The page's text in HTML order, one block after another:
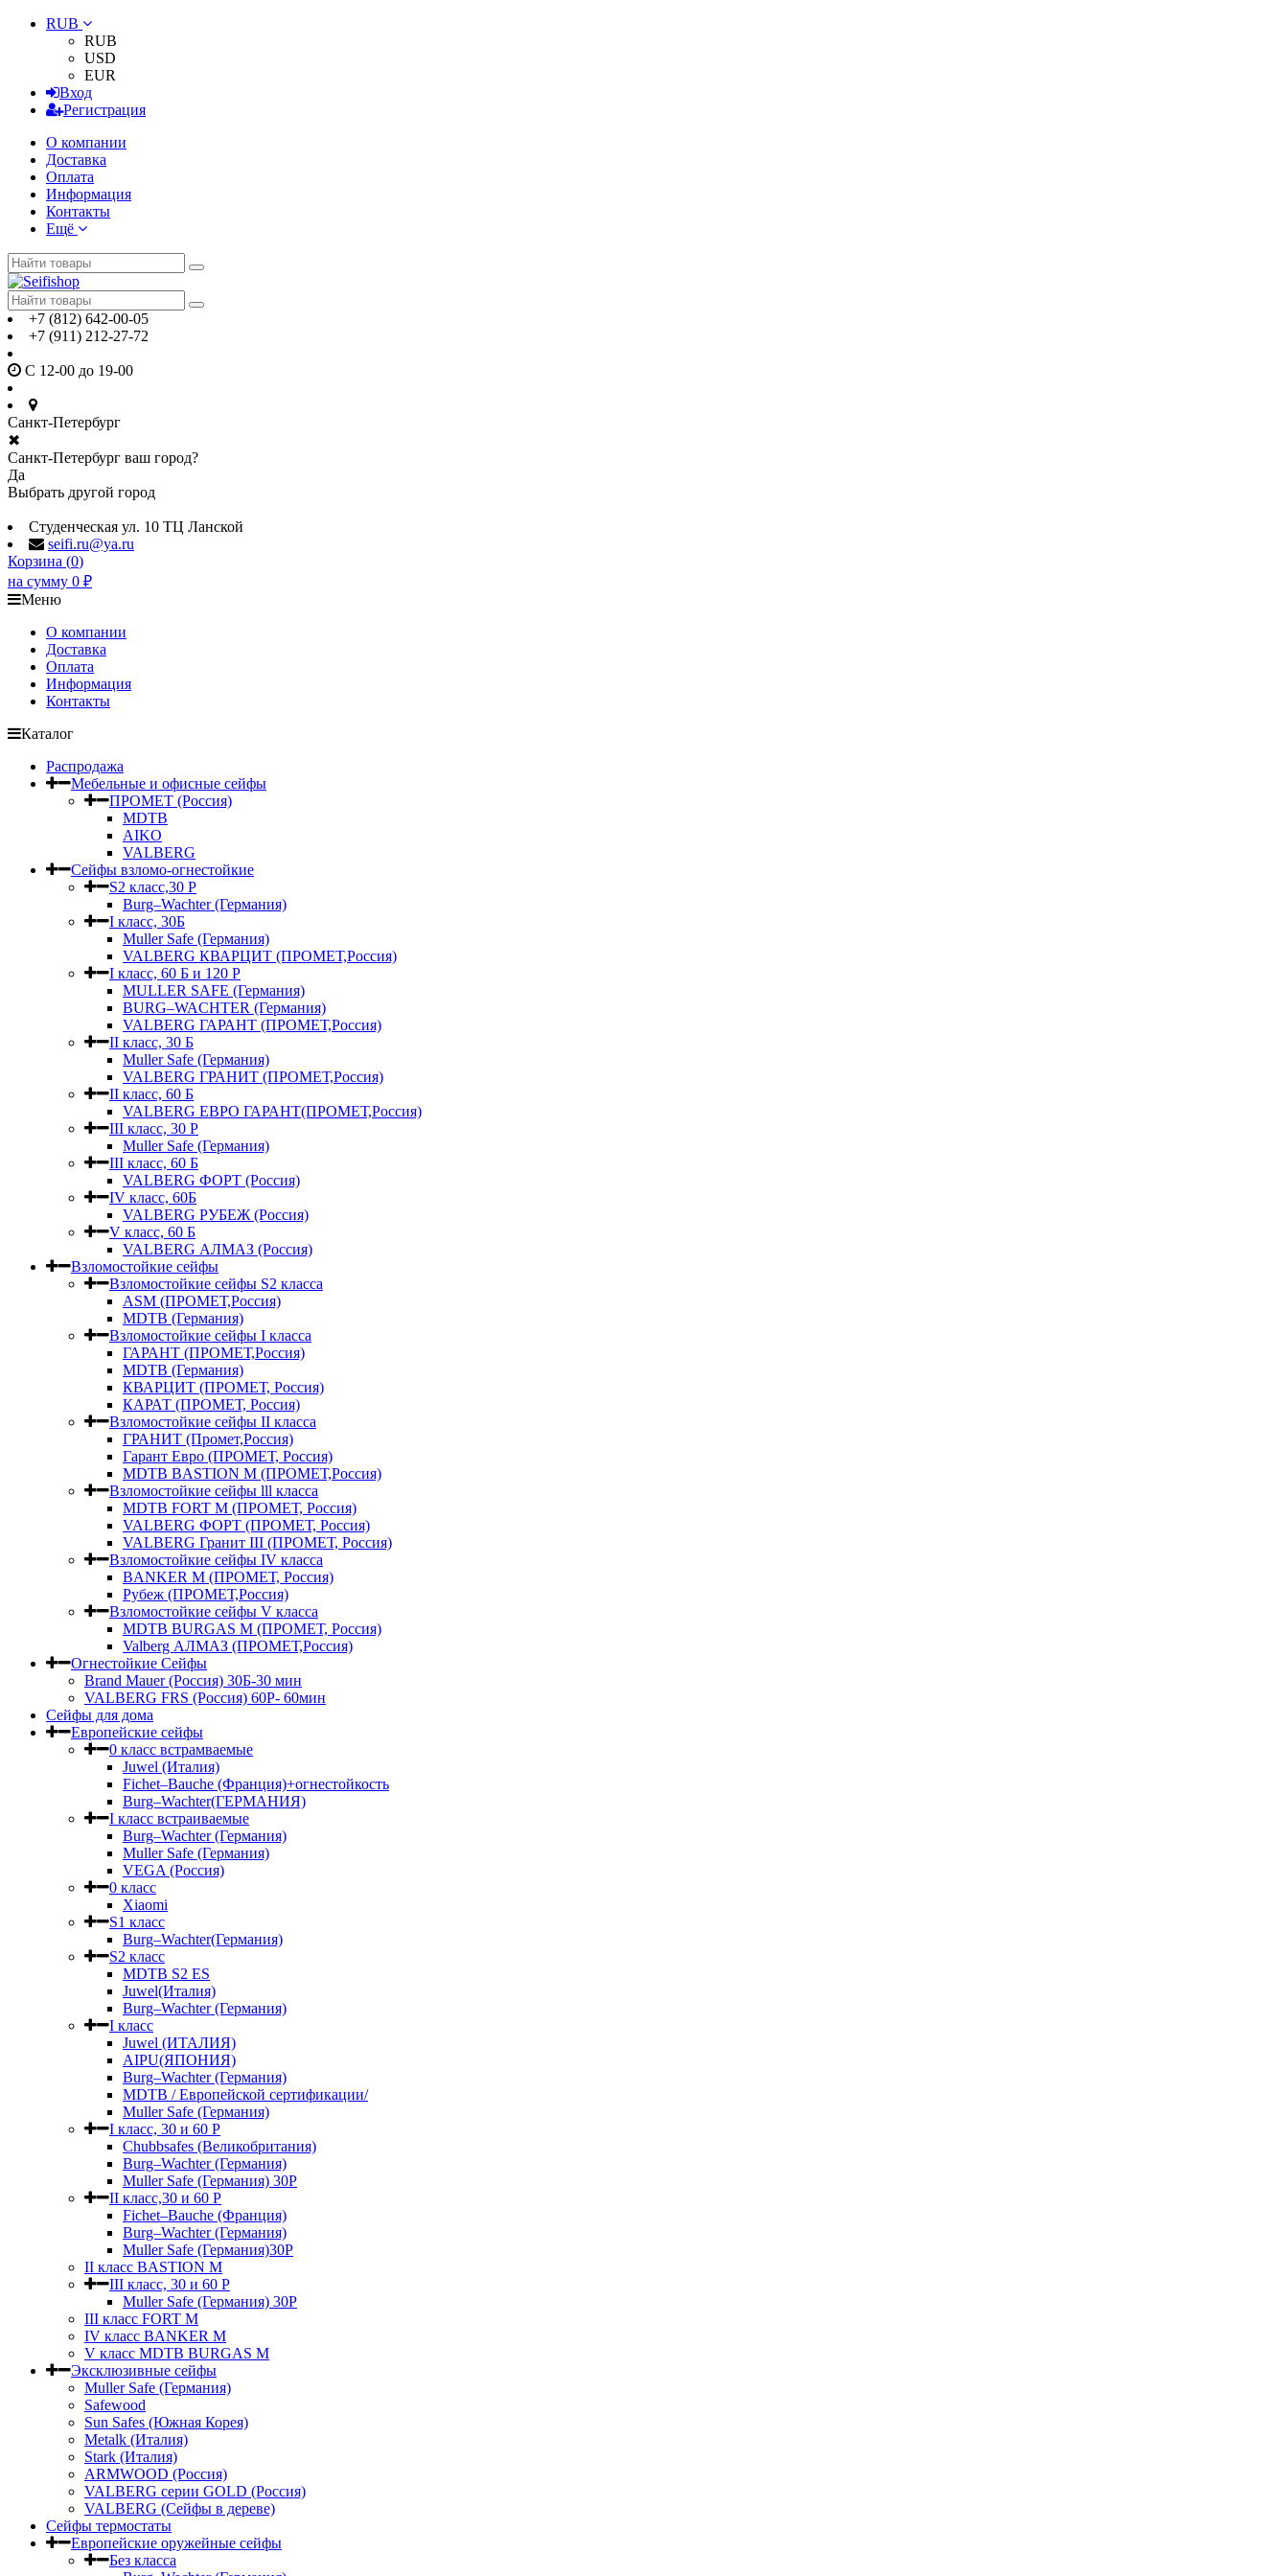
RUB
RUB
USD
EUR
Вход
Регистрация
О компании
Доставка
Оплата
Информация
Контакты
Ещё
+7 (812) 642-00-05
+7 (911) 212-27-72
С 12-00 до 19-00
Санкт-Петербург
✖
Санкт-Петербург ваш город?
Да
Выбрать другой город
Студенческая ул. 10 ТЦ Ланской
seifi.ru@ya.ru
Корзина (0)
на сумму 0 ₽
Меню
О компании
Доставка
Оплата
Информация
Контакты
Каталог
Распродажа
Мебельные и офисные сейфы
ПРОМЕТ (Россия)
MDTB
AIKO
VALBERG
Сейфы взломо-огнестойкие
S2 класс,30 Р
Burg–Wachter (Германия)
I класс, 30Б
Muller Safe (Германия)
VALBERG КВАРЦИТ (ПРОМЕТ,Россия)
I класс, 60 Б и 120 Р
MULLER SAFE (Германия)
BURG–WACHTER (Германия)
VALBERG ГАРАНТ (ПРОМЕТ,Россия)
II класс, 30 Б
Muller Safe (Германия)
VALBERG ГРАНИТ (ПРОМЕТ,Россия)
II класс, 60 Б
VALBERG ЕВРО ГАРАНТ(ПРОМЕТ,Россия)
III класс, 30 Р
Muller Safe (Германия)
III класс, 60 Б
VALBERG ФОРТ (Россия)
IV класс, 60Б
VALBERG РУБЕЖ (Россия)
V класс, 60 Б
VALBERG АЛМАЗ (Россия)
Взломостойкие сейфы
Взломостойкие сейфы S2 класса
ASM (ПРОМЕТ,Россия)
MDTB (Германия)
Взломостойкие сейфы I класса
ГАРАНТ (ПРОМЕТ,Россия)
MDTB (Германия)
КВАРЦИТ (ПРОМЕТ, Россия)
КАРАТ (ПРОМЕТ, Россия)
Взломостойкие сейфы II класса
ГРАНИТ (Промет,Россия)
Гарант Евро (ПРОМЕТ, Россия)
MDTB BASTION M (ПРОМЕТ,Россия)
Взломостойкие сейфы lll класса
MDTB FORT M (ПРОМЕТ, Россия)
VALBERG ФОРТ (ПРОМЕТ, Россия)
VALBERG Гранит III (ПРОМЕТ, Россия)
Взломостойкие сейфы IV класса
BANKER M (ПРОМЕТ, Россия)
Рубеж (ПРОМЕТ,Россия)
Взломостойкие сейфы V класса
MDTB BURGAS M (ПРОМЕТ, Россия)
Valberg АЛМАЗ (ПРОМЕТ,Россия)
Огнестойкие Сейфы
Brand Mauer (Россия) 30Б-30 мин
VALBERG FRS (Россия) 60Р- 60мин
Сейфы для дома
Европейские сейфы
0 класс встрамваемые
Juwel (Италия)
Fichet–Bauche (Франция)+огнестойкость
Burg–Wachter(ГЕРМАНИЯ)
I класс встраиваемые
Burg–Wachter (Германия)
Muller Safe (Германия)
VEGA (Россия)
0 класс
Xiaomi
S1 класс
Burg–Wachter(Германия)
S2 класс
MDTB S2 ES
Juwel(Италия)
Burg–Wachter (Германия)
I класс
Juwel (ИТАЛИЯ)
AIPU(ЯПОНИЯ)
Burg–Wachter (Германия)
MDTB / Европейской сертификации/
Muller Safe (Германия)
I класс, 30 и 60 P
Chubbsafes (Великобритания)
Burg–Wachter (Германия)
Muller Safe (Германия) 30Р
II класс,30 и 60 P
Fichet–Bauche (Франция)
Burg–Wachter (Германия)
Muller Safe (Германия)30P
II класс BASTION M
III класс, 30 и 60 P
Muller Safe (Германия) 30Р
III класс FORT M
IV класс BANKER M
V класс МDTB BURGAS M
Эксклюзивные сейфы
Muller Safe (Германия)
Safewood
Sun Safes (Южная Корея)
Metalk (Италия)
Stark (Италия)
ARMWOOD (Россия)
VALBERG серии GOLD (Россия)
VALBERG (Сейфы в дереве)
Сейфы термостаты
Европейские оружейные сейфы
Без класса